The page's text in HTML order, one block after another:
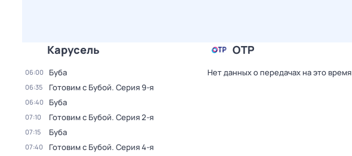
Карусель
06:00 Буба
06:35 Готовим с Бубой. Серия 9-я
06:40 Буба
07:10 Готовим с Бубой. Серия 2-я
07:15 Буба
07:40 Готовим с Бубой. Серия 4-я
ОТР
Нет данных о передачах на это время